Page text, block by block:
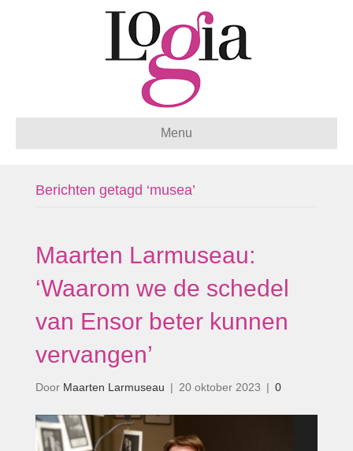
Menu
Berichten getagd ‘musea’
Maarten Larmuseau:
‘Waarom we de schedel
van Ensor beter kunnen
vervangen’
Door Maarten Larmuseau | 20 oktober 2023 | 0